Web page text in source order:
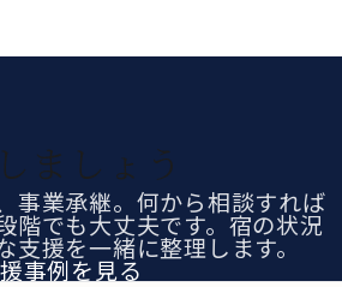
ましょう
事業承継。何から相談すれば
階でも大丈夫です。宿の状況
支援を一緒に整理します。
事例を見る